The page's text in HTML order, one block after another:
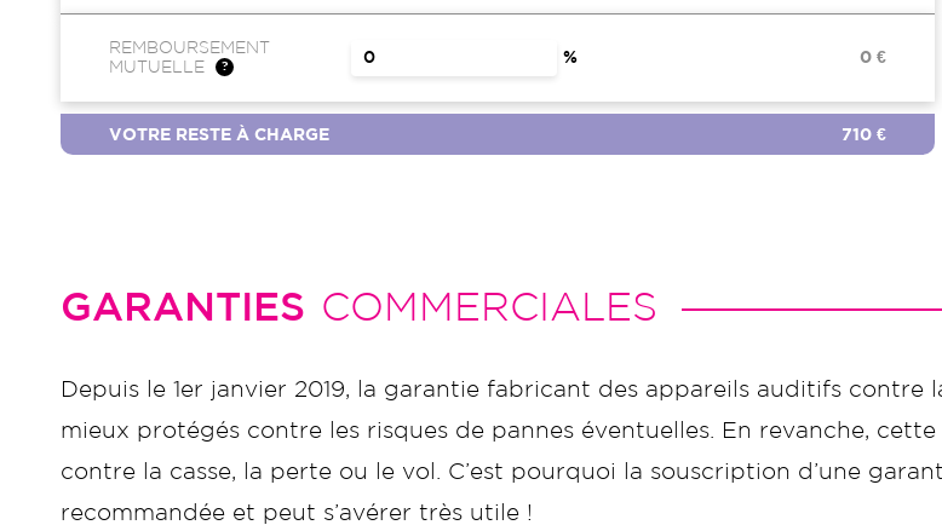
REMBOURSEMENT
MUTUELLE
% 0 €
VOTRE RESTE À CHARGE 710 €
GARANTIES COMMERCIALES
Depuis le 1er janvier 2019, la garantie fabricant des appareils auditifs
mieux protégés contre les risques de pannes éventuelles. En revanche,
contre la casse, la perte ou le vol. C’est pourquoi la souscription d’une
recommandée et peut s’avérer très utile !